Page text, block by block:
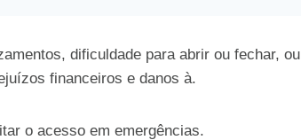
dificuldade para abrir ou fechar, ou
financeiros e danos à.
o acesso em emergências.